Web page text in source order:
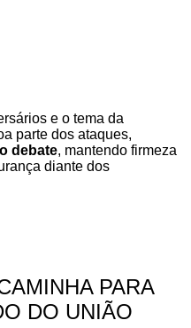
e o tema da
parte dos ataques,
debate, mantendo firmeza
diante dos
PARA
DO UNIÃO